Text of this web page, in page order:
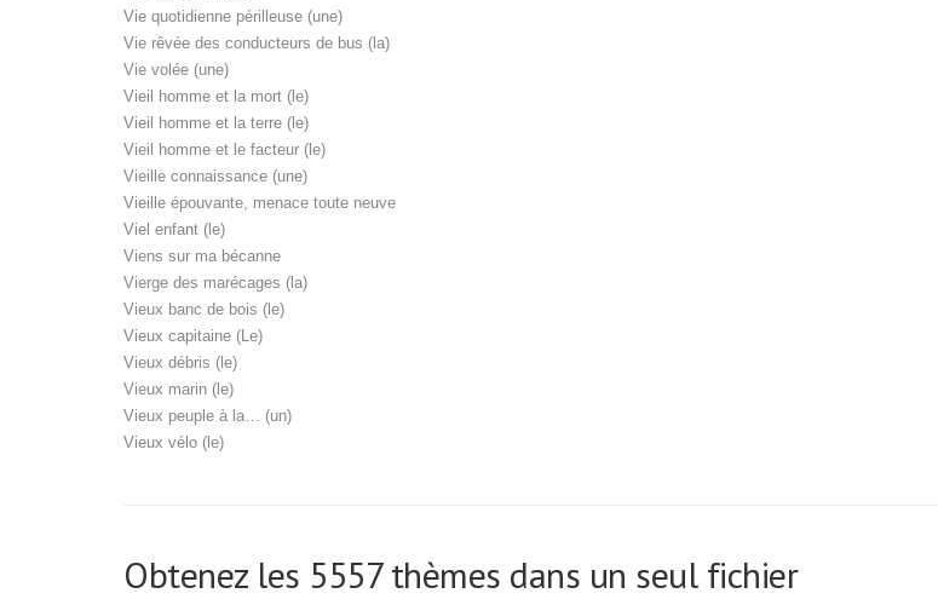
Vie quotidienne périlleuse (une)
Vie rêvée des conducteurs de bus (la)
Vie volée (une)
Vieil homme et la mort (le)
Vieil homme et la terre (le)
Vieil homme et le facteur (le)
Vieille connaissance (une)
Vieille épouvante, menace toute neuve
Viel enfant (le)
Viens sur ma bécanne
Vierge des marécages (la)
Vieux banc de bois (le)
Vieux capitaine (Le)
Vieux débris (le)
Vieux marin (le)
Vieux peuple à la… (un)
Vieux vélo (le)
Obtenez les 5557 thèmes dans un seul fichier